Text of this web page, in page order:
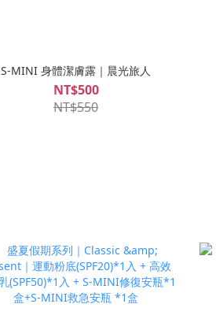
S-MINI 身體潔膚露｜晨光旅人
NT$500
NT$550